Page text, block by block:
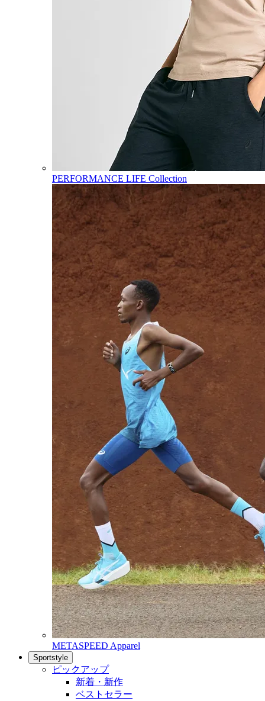
PERFORMANCE LIFE Collection
METASPEED Apparel
Sportstyle
ピックアップ
新着・新作
ベストセラー